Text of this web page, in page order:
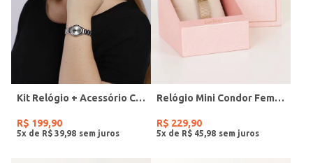
Kit Relógio + Acessório Condor Feminino PRATA
R$ 199,90
5x de R$ 39 98
Relógio Mini Condor Feminino DOURADO
R$ 229,90
5x de R$ 45 98